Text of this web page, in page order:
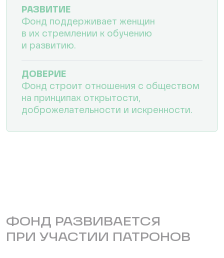
РАЗВИТИЕ
Фонд поддерживает женщин
в их стремлении к обучению
и развитию.
ДОВЕРИЕ
Фонд строит отношения с обществом
на принципах открытости,
доброжелательности и искренности.
ФОНД РАЗВИВАЕТСЯ
ПРИ УЧАСТИИ ПАТРОНОВ